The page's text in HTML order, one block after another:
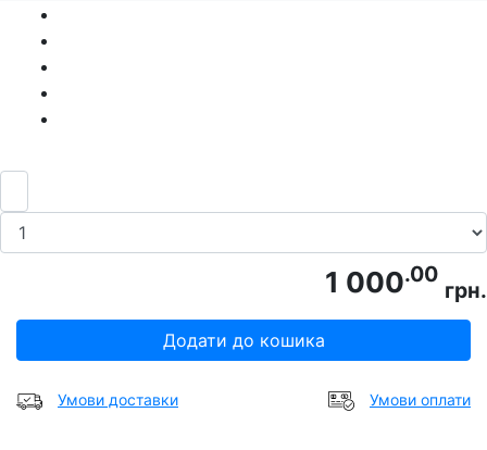
1 000.00
грн.
Додати до кошика
Умови доставки Умови оплати